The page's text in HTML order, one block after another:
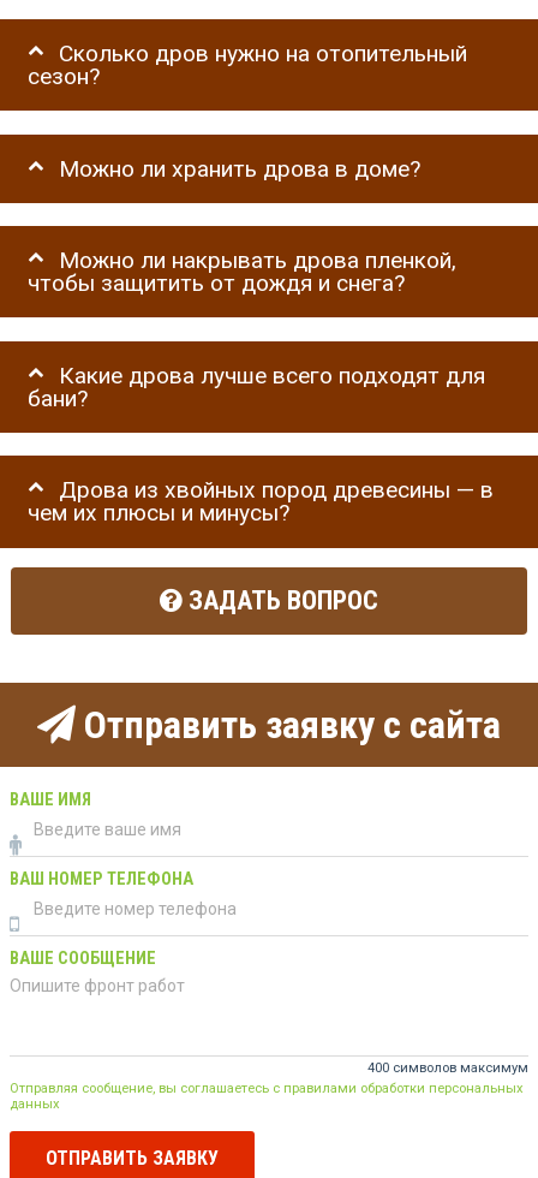
Сколько дров нужно на отопительный
сезон?
Можно ли хранить дрова в доме?
Можно ли накрывать дрова пленкой,
чтобы защитить от дождя и снега?
Какие дрова лучше всего подходят для
бани?
Дрова из хвойных пород древесины — в
чем их плюсы и минусы?
ЗАДАТЬ ВОПРОС
Отправить заявку с сайта
ВАШЕ ИМЯ
ВАШ НОМЕР ТЕЛЕФОНА
ВАШЕ СООБЩЕНИЕ
400 символов максимум
Отправляя сообщение, вы соглашаетесь с правилами обработки персональных
данных
ОТПРАВИТЬ ЗАЯВКУ